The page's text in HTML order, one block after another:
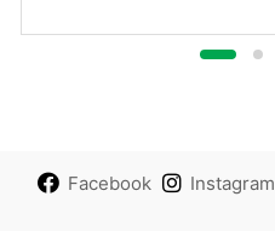
Facebook Instagram